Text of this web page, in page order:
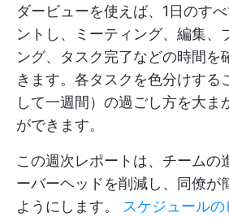
ダービューを使えば、1日のす
ントし、ミーティング、編集、
ング、タスク完了などの時間を
きます。各タスクを色分けする
して一週間）の過ごし方を大ま
ができます。
この週次レポートは、チームの
ーバーヘッドを削減し、同僚が
ようにします。 スケジュールの